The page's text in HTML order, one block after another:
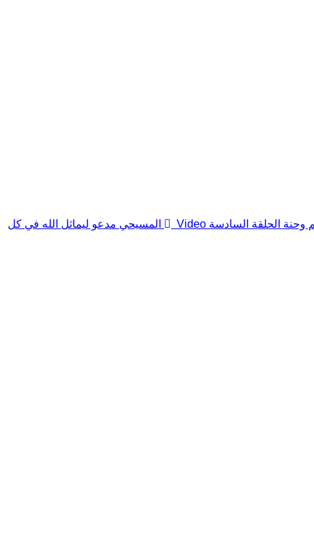
وحنة الحلقة السادسة Video
المسيحي مدعو ليماثل الله في كل